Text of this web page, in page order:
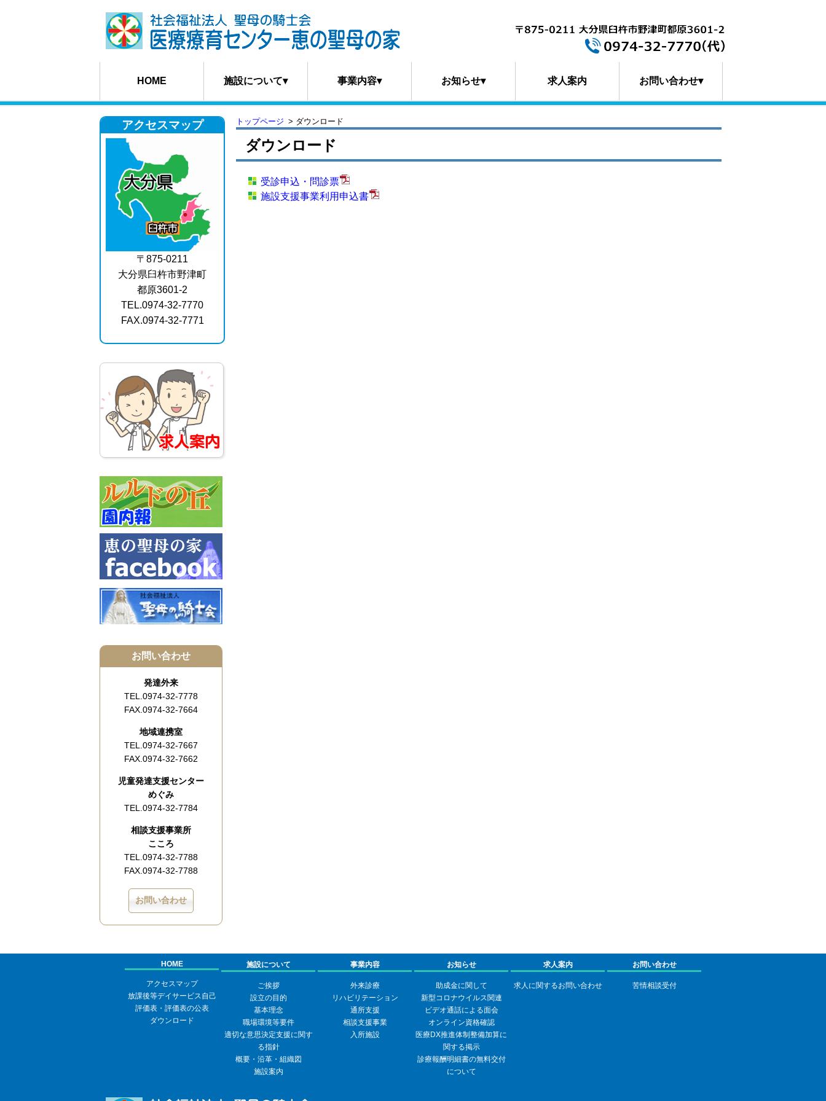
HOME 施設について▾ 事業内容▾ お知らせ▾ 求人案内 お問い合わせ▾
アクセスマップ
〒875-0211
大分県臼杵市野津町
都原3601-2
TEL.0974-32-7770
FAX.0974-32-7771
お問い合わせ
発達外来
TEL.0974-32-7778
FAX.0974-32-7664
地域連携室
TEL.0974-32-7667
FAX.0974-32-7662
児童発達支援センター
めぐみ
TEL.0974-32-7784
相談支援事業所
こころ
TEL.0974-32-7788
FAX.0974-32-7788
お問い合わせ
トップページ ダウンロード
ダウンロード
受診申込・問診票
施設支援事業利用申込書
HOME
アクセスマップ
放課後等デイサービス自己
評価表・評価表の公表
ダウンロード
施設について
ご挨拶
設立の目的
基本理念
職場環境等要件
適切な意思決定支援に関す
る指針
概要・沿革・組織図
施設案内
事業内容
外来診療
リハビリテーション
通所支援
相談支援事業
入所施設
お知らせ
助成金に関して
新型コロナウイルス関連
ビデオ通話による面会
オンライン資格確認
医療DX推進体制整備加算に
関する掲示
診療報酬明細書の無料交付
について
求人案内
求人に関するお問い合わせ
お問い合わせ
苦情相談受付